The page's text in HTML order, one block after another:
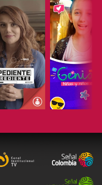
ESCUCHAR